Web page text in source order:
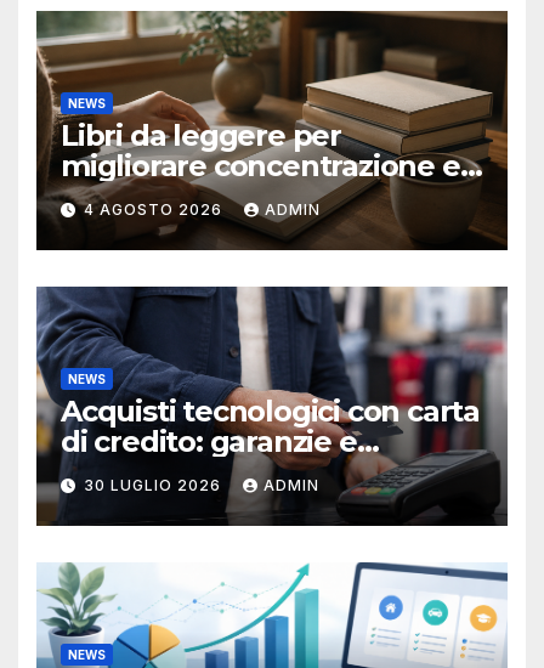
NEWS
Libri da leggere per
migliorare concentrazione e
produttività
4 AGOSTO 2026 ADMIN
NEWS
Acquisti tecnologici con carta
di credito: garanzie e
protezioni
30 LUGLIO 2026 ADMIN
NEWS